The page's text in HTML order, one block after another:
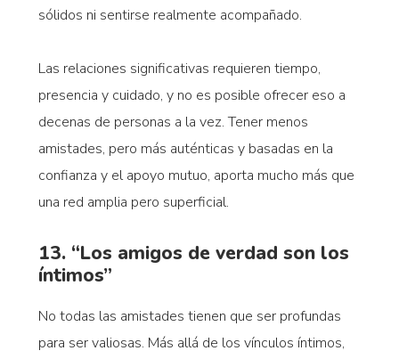
sólidos ni sentirse realmente acompañado.
Las relaciones significativas requieren tiempo,
presencia y cuidado, y no es posible ofrecer eso a
decenas de personas a la vez. Tener menos
amistades, pero más auténticas y basadas en la
confianza y el apoyo mutuo, aporta mucho más que
una red amplia pero superficial.
13. “Los amigos de verdad son los
íntimos”
No todas las amistades tienen que ser profundas
para ser valiosas. Más allá de los vínculos íntimos,